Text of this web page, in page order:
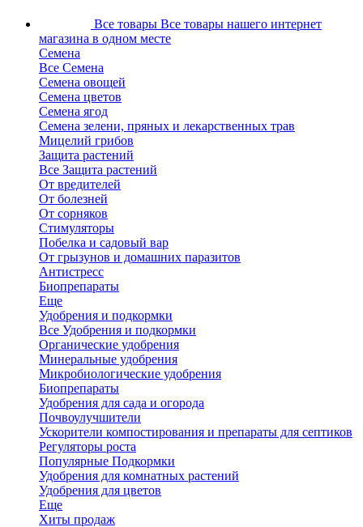
Все товары Все товары нашего интернет
магазина в одном месте
Семена
Все Семена
Семена овощей
Семена цветов
Семена ягод
Семена зелени, пряных и лекарственных трав
Мицелий грибов
Защита растений
Все Защита растений
От вредителей
От болезней
От сорняков
Стимуляторы
Побелка и садовый вар
От грызунов и домашних паразитов
Антистресс
Биопрепараты
Еще
Удобрения и подкормки
Все Удобрения и подкормки
Органические удобрения
Минеральные удобрения
Микробиологические удобрения
Биопрепараты
Удобрения для сада и огорода
Почвоулучшители
Ускорители компостирования и препараты для септиков
Регуляторы роста
Популярные Подкормки
Удобрения для комнатных растений
Удобрения для цветов
Еще
Хиты продаж